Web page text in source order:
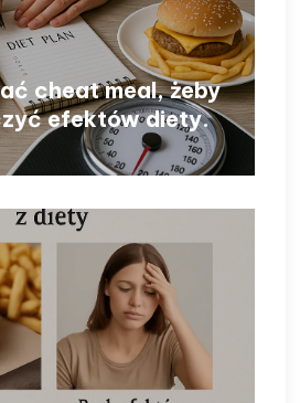
cheat meal, żeby
efektów diety.